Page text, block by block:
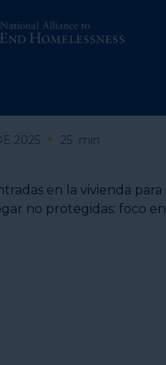
2025 25 min
en la vivienda para
no protegidas: foco en